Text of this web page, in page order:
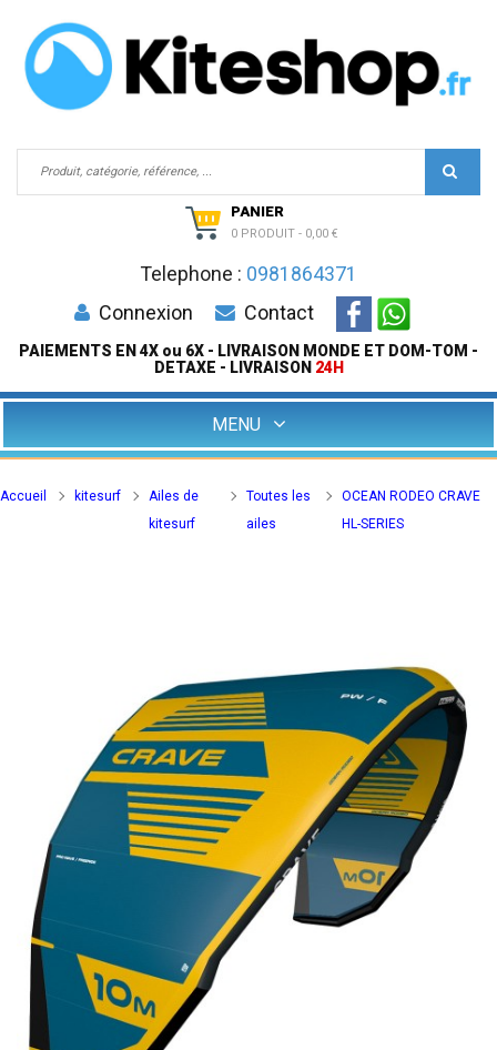
PANIER
0 PRODUIT - 0,00 €
Telephone : 0981864371
Connexion
Contact
PAIEMENTS EN 4X ou 6X - LIVRAISON MONDE ET DOM-TOM -
DETAXE - LIVRAISON 24H
MENU
Accueil kitesurf
Ailes de
kitesurf
Toutes les
ailes
OCEAN RODEO CRAVE
HL-SERIES